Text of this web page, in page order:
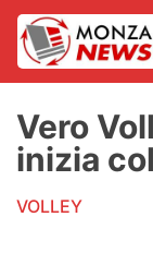
Vero
inizia
VOLLEY